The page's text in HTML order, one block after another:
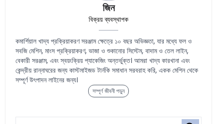
জিন
বিক্রয় ব্যবস্থাপক
কমার্শিয়াল খাদ্য প্রক্রিয়াকরণ সরঞ্জাম ক্ষেত্রে ১০ বছর অভিজ্ঞতা, যার মধ্যে ফল ও
সবজি মেশিন, মাংস প্রক্রিয়াকরণ, ভাজা ও শুকানোর সিস্টেম, বাদাম ও তেল লাইন,
বেকারী সরঞ্জাম, এবং স্বয়ংক্রিয় প্যাকেজিং অন্তর্ভুক্ত। আমরা খাদ্য কারখানা এবং
কেন্দ্রীয় রান্নাঘরের জন্য কাস্টমাইজড টার্নকি সমাধান সরবরাহ করি, একক মেশিন থেকে
সম্পূর্ণ উৎপাদন লাইনের জন্য।
সম্পূর্ণ জীবনী পড়ুন